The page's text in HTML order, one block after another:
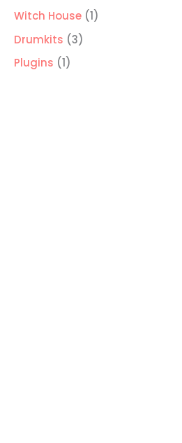
productos
Witch House 11
Drumkits 33
Plugins 11